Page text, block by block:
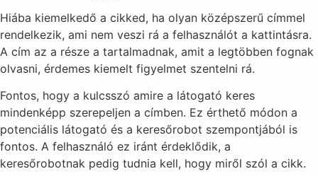
Hiába kiemelkedő a cikked, ha olyan középszerű címmel
rendelkezik, ami nem veszi rá a felhasználót a kattintásra.
A cím az a része a tartalmadnak, amit a legtöbben fognak
olvasni, érdemes kiemelt figyelmet szentelni rá.
Fontos, hogy a kulcsszó amire a látogató keres
mindenképp szerepeljen a címben. Ez érthető módon a
potenciális látogató és a keresőrobot szempontjából is
fontos. A felhasználó ez iránt érdeklődik, a
keresőrobotnak pedig tudnia kell, hogy miről szól a cikk.